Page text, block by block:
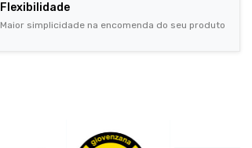
Flexibilidade
Maior simplicidade na encomenda do seu produto